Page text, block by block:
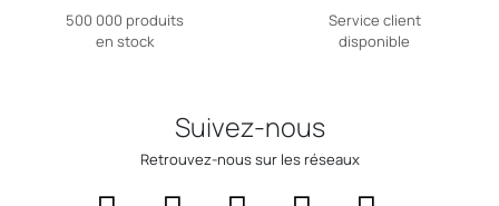
500 000 produits
en stock
Service client
disponible
Suivez-nous
Retrouvez-nous sur les réseaux